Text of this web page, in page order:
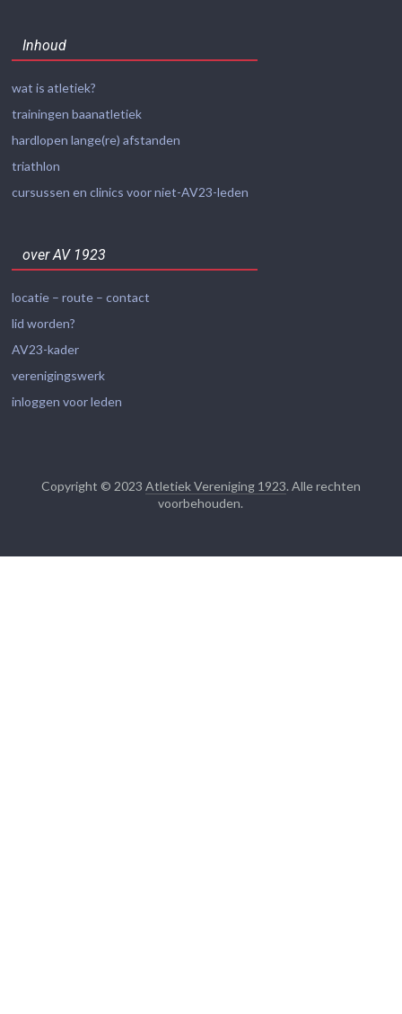
Inhoud
wat is atletiek?
trainingen baanatletiek
hardlopen lange(re) afstanden
triathlon
cursussen en clinics voor niet-AV23-leden
over AV 1923
locatie – route – contact
lid worden?
AV23-kader
verenigingswerk
inloggen voor leden
Copyright © 2023 Atletiek Vereniging 1923. Alle rechten
voorbehouden.